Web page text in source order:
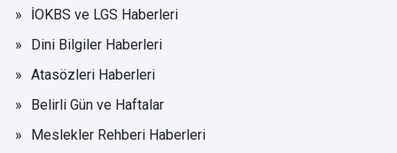
İOKBS ve LGS Haberleri
Dini Bilgiler Haberleri
Atasözleri Haberleri
Belirli Gün ve Haftalar
Meslekler Rehberi Haberleri